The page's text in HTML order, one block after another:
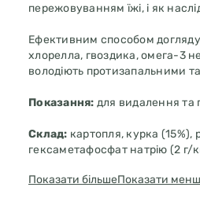
пережовуванням їжі, і як
Ефективним способом
хлорелла, гвоздика, омега-3
володіють протизапальними
Показання: для видалення та
Склад: картопля, курка (15%),
гексаметафосфат натрію (2 г/
Показати більшеПоказати